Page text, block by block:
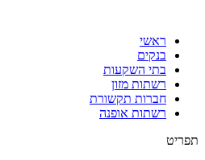
ראשי
בנקים
בתי השקעות
רשתות מזון
חברות תקשורת
רשתות אופנה
תפריט